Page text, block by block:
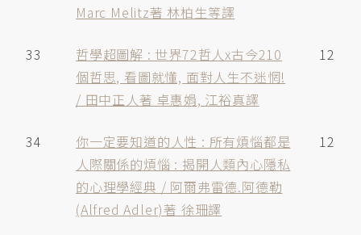
Marc Melitz著 林柏生等譯
33
哲學超圖解 : 世界72哲人x古今210
個哲思, 看圖就懂, 面對人生不迷惘!
/ 田中正人著 卓惠娟, 江裕真譯
12
34
你一定要知道的人性 : 所有煩惱都是
人際關係的煩惱 : 揭開人類內心隱私
的心理學經典 / 阿爾弗雷德.阿德勒
(Alfred Adler)著 徐珊譯
12